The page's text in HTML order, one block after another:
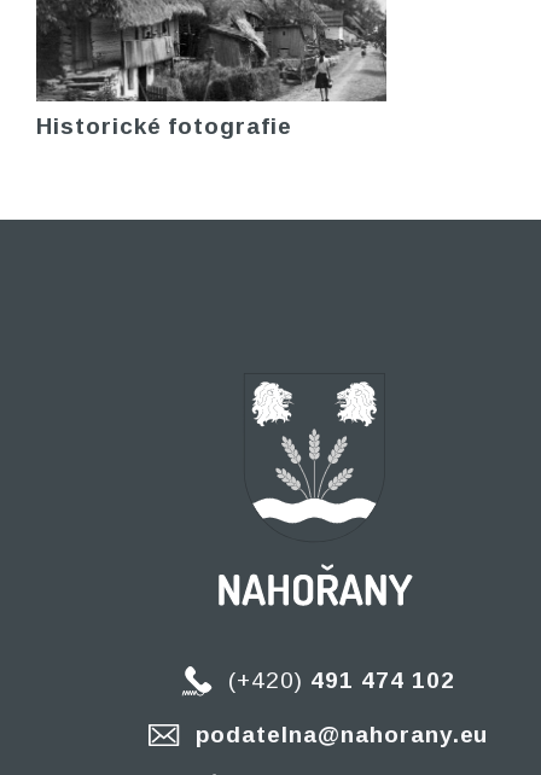
Historické fotografie
(+420) 491 474 102
podatelna@nahorany.eu